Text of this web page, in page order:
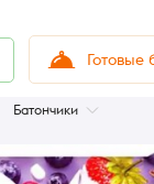
Готовые
Батончики